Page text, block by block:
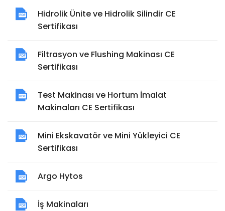
Hidrolik Ünite ve Hidrolik Silindir CE
Sertifikası
Filtrasyon ve Flushing Makinası CE
Sertifikası
Test Makinası ve Hortum İmalat
Makinaları CE Sertifikası
Mini Ekskavatör ve Mini Yükleyici CE
Sertifikası
Argo Hytos
İş Makinaları